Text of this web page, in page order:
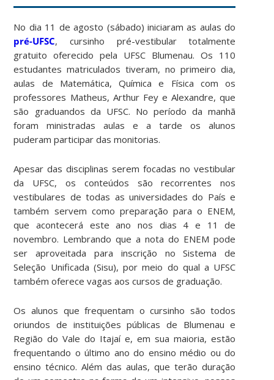
No dia 11 de agosto (sábado) iniciaram as aulas do
pré-UFSC, cursinho pré-vestibular totalmente
gratuito oferecido pela UFSC Blumenau. Os 110
estudantes matriculados tiveram, no primeiro dia,
aulas de Matemática, Química e Física com os
professores Matheus, Arthur Fey e Alexandre, que
são graduandos da UFSC. No período da manhã
foram ministradas aulas e a tarde os alunos
puderam participar das monitorias.
Apesar das disciplinas serem focadas no vestibular
da UFSC, os conteúdos são recorrentes nos
vestibulares de todas as universidades do País e
também servem como preparação para o ENEM,
que acontecerá este ano nos dias 4 e 11 de
novembro. Lembrando que a nota do ENEM pode
ser aproveitada para inscrição no Sistema de
Seleção Unificada (Sisu), por meio do qual a UFSC
também oferece vagas aos cursos de graduação.
Os alunos que frequentam o cursinho são todos
oriundos de instituições públicas de Blumenau e
Região do Vale do Itajaí e, em sua maioria, estão
frequentando o último ano do ensino médio ou do
ensino técnico. Além das aulas, que terão duração